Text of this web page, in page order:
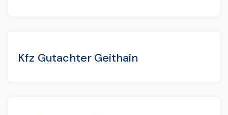
Kfz Gutachter Geithain